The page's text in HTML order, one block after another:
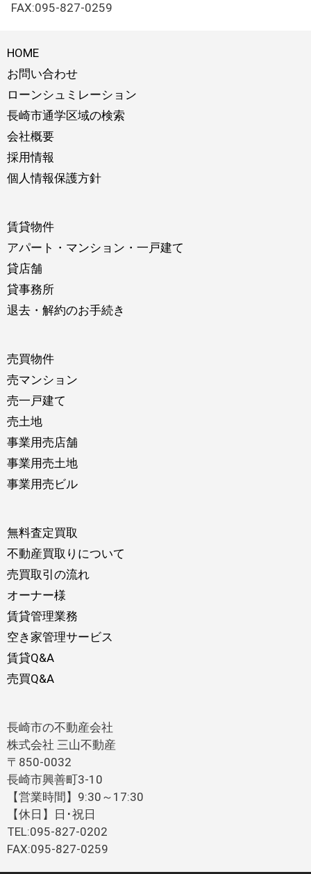
FAX:095-827-0259
HOME
お問い合わせ
ローンシュミレーション
長崎市通学区域の検索
会社概要
採用情報
個人情報保護方針
賃貸物件
アパート・マンション・一戸建て
貸店舗
貸事務所
退去・解約のお手続き
売買物件
売マンション
売一戸建て
売土地
事業用売店舗
事業用売土地
事業用売ビル
無料査定買取
不動産買取りについて
売買取引の流れ
オーナー様
賃貸管理業務
空き家管理サービス
賃貸Q&A
売買Q&A
長崎市の不動産会社
株式会社 三山不動産
〒850-0032
長崎市興善町3-10
【営業時間】9:30～17:30
【休日】日･祝日
TEL:095-827-0202
FAX:095-827-0259